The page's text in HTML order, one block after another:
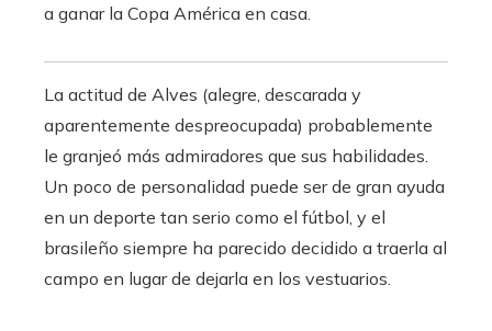
a ganar la Copa América en casa.
La actitud de Alves (alegre, descarada y
aparentemente despreocupada) probablemente
le granjeó más admiradores que sus habilidades.
Un poco de personalidad puede ser de gran ayuda
en un deporte tan serio como el fútbol, ​​y el
brasileño siempre ha parecido decidido a traerla al
campo en lugar de dejarla en los vestuarios.